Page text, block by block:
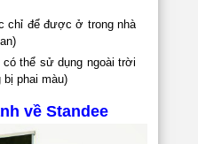
chỉ để được ở trong nhà
thể sử dụng ngoài trời
phai màu)
về Standee